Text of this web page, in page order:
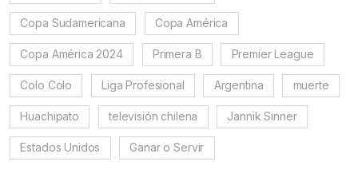
Copa Sudamericana Copa América
Copa América 2024 Primera B Premier League
Colo Colo Liga Profesional Argentina muerte
Huachipato televisión chilena Jannik Sinner
Estados Unidos Ganar o Servir